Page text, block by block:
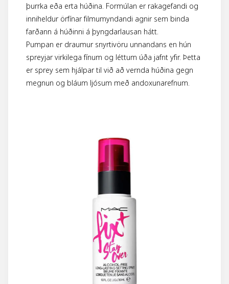
þurrka eða erta húðina. Formúlan er rakagefandi og
inniheldur örfínar filmumyndandi agnir sem binda
farðann á húðinni á þyngdarlausan hátt.
Pumpan er draumur snyrtivöru unnandans en hún
spreyjar virkilega fínum og léttum úða jafnt yfir. Þetta
er sprey sem hjálpar til við að vernda húðina gegn
megnun og bláum ljósum með andoxunarefnum.